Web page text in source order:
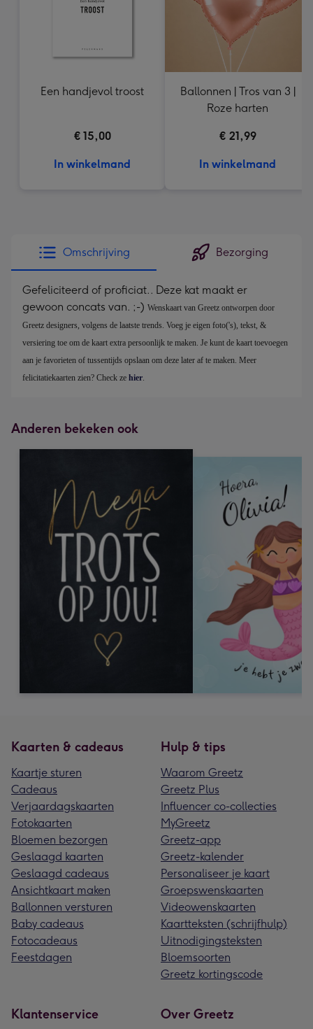
Een handjevol troost
€ 15,00
In winkelmand
Ballonnen | Tros van 3 |
Roze harten
€ 21,99
In winkelmand
Omschrijving Bezorging
Gefeliciteerd of proficiat.. Deze kat maakt er
gewoon concats van. ;-) Wenskaart van Greetz ontworpen door
Greetz designers, volgens de laatste trends. Voeg je eigen foto('s), tekst, &
versiering toe om de kaart extra persoonlijk te maken. Je kunt de kaart toevoegen
aan je favorieten of tussentijds opslaan om deze later af te maken. Meer
felicitatiekaarten zien? Check ze hier.
Anderen bekeken ook
Kaarten & cadeaus
Kaartje sturen
Cadeaus
Verjaardagskaarten
Fotokaarten
Bloemen bezorgen
Geslaagd kaarten
Geslaagd cadeaus
Ansichtkaart maken
Ballonnen versturen
Baby cadeaus
Fotocadeaus
Feestdagen
Hulp & tips
Waarom Greetz
Greetz Plus
Influencer co-collecties
MyGreetz
Greetz-app
Greetz-kalender
Personaliseer je kaart
Groepswenskaarten
Videowenskaarten
Kaartteksten (schrijfhulp)
Uitnodigingsteksten
Bloemsoorten
Greetz kortingscode
Klantenservice Over Greetz